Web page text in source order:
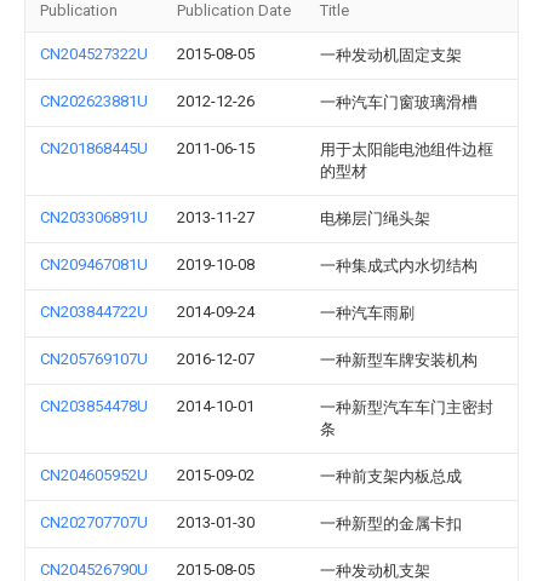
Publication Publication Date Title
CN204527322U 2015-08-05 一种发动机固定支架
CN202623881U 2012-12-26 一种汽车门窗玻璃滑槽
CN201868445U 2011-06-15
用于太阳能电池组件边框
的型材
CN203306891U 2013-11-27 电梯层门绳头架
CN209467081U 2019-10-08 一种集成式内水切结构
CN203844722U 2014-09-24 一种汽车雨刷
CN205769107U 2016-12-07 一种新型车牌安装机构
CN203854478U 2014-10-01
一种新型汽车车门主密封
条
CN204605952U 2015-09-02 一种前支架内板总成
CN202707707U 2013-01-30 一种新型的金属卡扣
CN204526790U 2015-08-05 一种发动机支架